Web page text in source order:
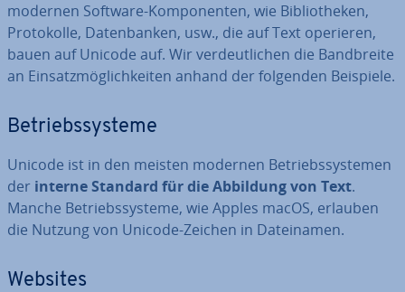
modernen Software-Kom­po­nen­ten, wie Bi­blio­the­ken,
Pro­to­kol­le, Da­ten­ban­ken, usw., die auf Text operieren,
bauen auf Unicode auf. Wir ver­deut­li­chen die Band­brei­te
an Ein­satz­mög­lich­kei­ten anhand der folgenden Beispiele.
Be­triebs­sys­te­me
Unicode ist in den meisten modernen Be­triebs­sys­te­men
der interne Standard für die Abbildung von Text.
Manche Be­triebs­sys­te­me, wie Apples macOS, erlauben
die Nutzung von Unicode-Zeichen in Da­tei­na­men.
Websites